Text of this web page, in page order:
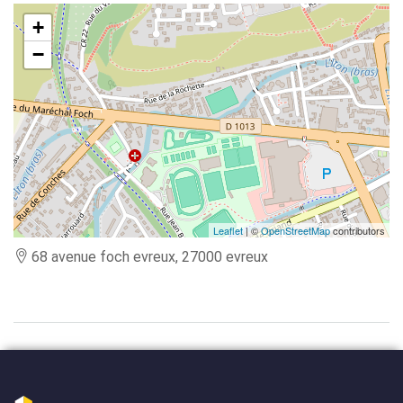
+
−
Leaflet| ©OpenStreetMapcontributors
68 avenue foch evreux, 27000 evreux